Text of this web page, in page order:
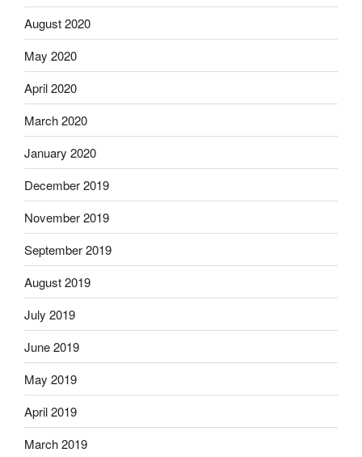
August 2020
May 2020
April 2020
March 2020
January 2020
December 2019
November 2019
September 2019
August 2019
July 2019
June 2019
May 2019
April 2019
March 2019